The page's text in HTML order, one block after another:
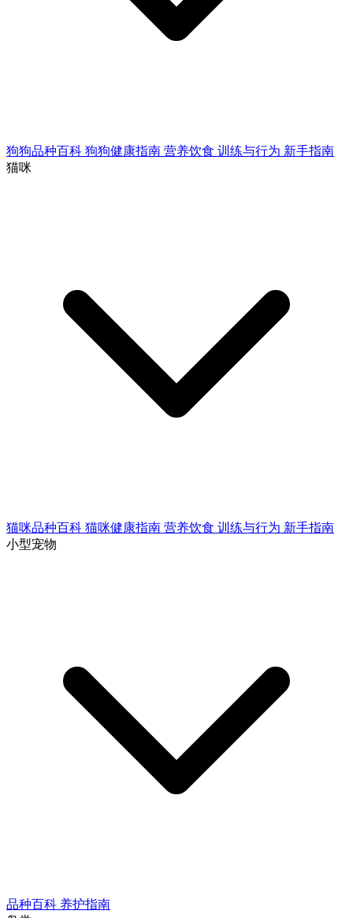
狗狗品种百科 狗狗健康指南 营养饮食 训练与行为 新手指南
猫咪
猫咪品种百科 猫咪健康指南 营养饮食 训练与行为 新手指南
小型宠物
品种百科 养护指南